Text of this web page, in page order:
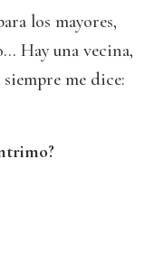
los mayores,
Hay una vecina,
me dice: